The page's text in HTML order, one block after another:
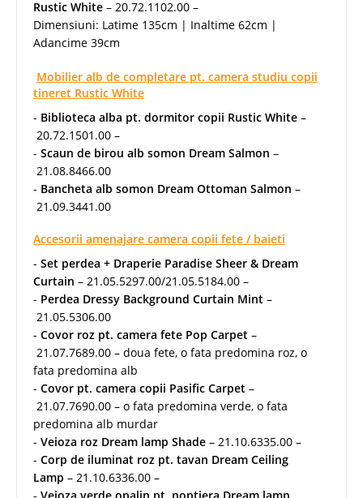
Rustic White – 20.72.1102.00 –
Dimensiuni: Latime 135cm | Inaltime 62cm |
Adancime 39cm
Mobilier alb de completare pt. camera studiu copii
tineret Rustic White
- Biblioteca alba pt. dormitor copii Rustic White –
20.72.1501.00 –
- Scaun de birou alb somon Dream Salmon –
21.08.8466.00
- Bancheta alb somon Dream Ottoman Salmon –
21.09.3441.00
Accesorii amenajare camera copii fete / baieti
- Set perdea + Draperie Paradise Sheer & Dream
Curtain – 21.05.5297.00/21.05.5184.00 –
- Perdea Dressy Background Curtain Mint –
21.05.5306.00
- Covor roz pt. camera fete Pop Carpet –
21.07.7689.00 – doua fete, o fata predomina roz, o
fata predomina alb
- Covor pt. camera copii Pasific Carpet –
21.07.7690.00 – o fata predomina verde, o fata
predomina alb murdar
- Veioza roz Dream lamp Shade – 21.10.6335.00 –
- Corp de iluminat roz pt. tavan Dream Ceiling
Lamp – 21.10.6336.00 –
- Veioza verde opalin pt. noptiera Dream lamp